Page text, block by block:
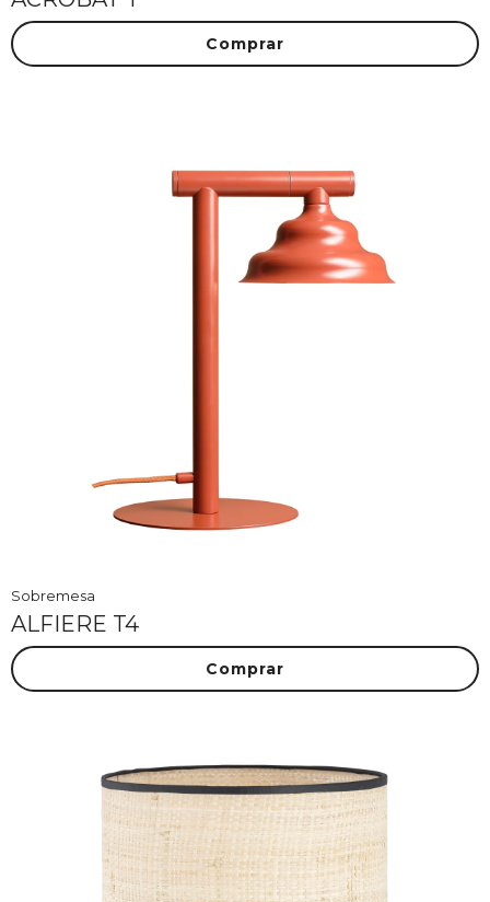
Comprar
Sobremesa
ALFIERE T4
Comprar